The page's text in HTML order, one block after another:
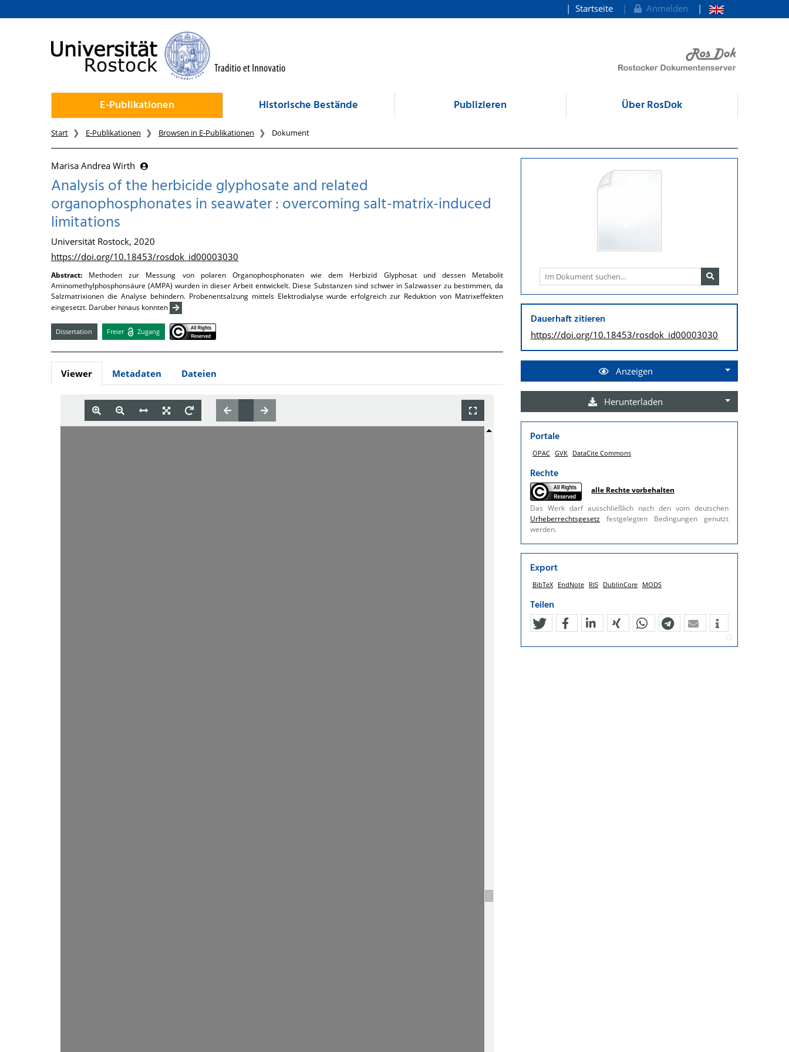
zum Inhalt
Startseite Anmelden
E-Publikationen Historische Bestände Publizieren Über RosDok
Start E-Publikationen Browsen in E-Publikationen Dokument
Marisa Andrea Wirth
Analysis of the herbicide glyphosate and related
organophosphonates in seawater : overcoming salt-matrix-induced
limitations
Universität Rostock, 2020
https://doi.org/10.18453/rosdok_id00003030
Abstract: Methoden zur Messung von polaren Organophosphonaten wie dem Herbizid Glyphosat und dessen Metabolit
Aminomethylphosphonsäure (AMPA) wurden in dieser Arbeit entwickelt. Diese Substanzen sind schwer in Salzwasser zu bestimmen, da
Salzmatrixionen die Analyse behindern. Probenentsalzung mittels Elektrodialyse wurde erfolgreich zur Reduktion von Matrixeffekten
eingesetzt. Darüber hinaus konnten
Dissertation Freier Zugang
Viewer Metadaten Dateien
Dauerhaft zitieren
https://doi.org/10.18453/rosdok_id00003030
Anzeigen
Herunterladen
Portale
OPAC GVK DataCite Commons
Rechte
alle Rechte vorbehalten
Das Werk darf ausschließlich nach den vom deutschen
Urheberrechtsgesetz festgelegten Bedingungen genutzt
werden.
Export
BibTeX EndNote RIS DublinCore MODS
Teilen